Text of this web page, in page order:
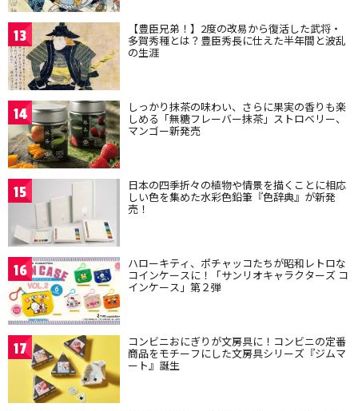
13 【豊臣兄弟！】2度の改易から復活した武将・
多賀秀種とは？豊臣秀長に仕えた半年間と波乱
の生涯
14 しっかり抹茶の味わい、さらに果実の香りも楽
しめる「無糖フレーバー抹茶」ストロベリー、
マンゴー新発売
15 日本の四季折々の植物や情景を描くことに相応
しい色を集めた水彩色鉛筆『色辞典』が新発
売！
16 ハローキティ、ポチャッコたちが昭和レトロな
コインケースに！「サンリオキャラクターズ コ
インケース」第２弾
17 コンビニおにぎりが文房具に！コンビニの定番
商品をモチーフにした文房具シリーズ『ジムマ
ート』誕生